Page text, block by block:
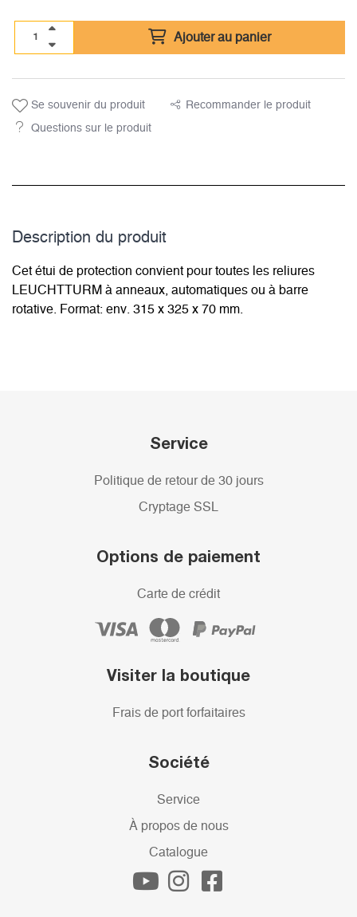
Ajouter au panier
Se souvenir du produit Recommander le produit
Questions sur le produit
Description du­ produit
Cet étui de protection convient pour toutes les reliures
LEUCHTTURM à anneaux, automatiques ou à barre
rotative. Format: env. 315 x 325 x 70 mm.
Service
Politique de retour de 30 jours
Cryptage SSL
Options de paiement
Carte de crédit
Visiter la boutique
Frais de port forfaitaires
Société
Service
À propos de nous
Catalogue